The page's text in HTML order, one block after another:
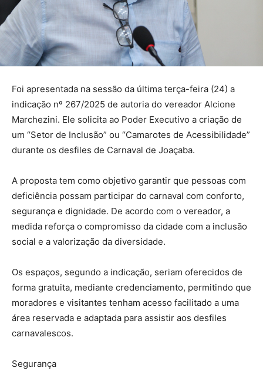
Foi apresentada na sessão da última terça-feira (24) a
indicação nº 267/2025 de autoria do vereador Alcione
Marchezini. Ele solicita ao Poder Executivo a criação de
um “Setor de Inclusão” ou “Camarotes de Acessibilidade”
durante os desfiles de Carnaval de Joaçaba.
A proposta tem como objetivo garantir que pessoas com
deficiência possam participar do carnaval com conforto,
segurança e dignidade. De acordo com o vereador, a
medida reforça o compromisso da cidade com a inclusão
social e a valorização da diversidade.
Os espaços, segundo a indicação, seriam oferecidos de
forma gratuita, mediante credenciamento, permitindo que
moradores e visitantes tenham acesso facilitado a uma
área reservada e adaptada para assistir aos desfiles
carnavalescos.
Segurança